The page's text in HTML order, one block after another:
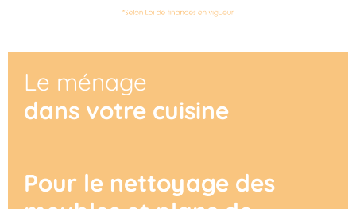
Le ménage
dans votre cuisine
Pour le nettoyage des